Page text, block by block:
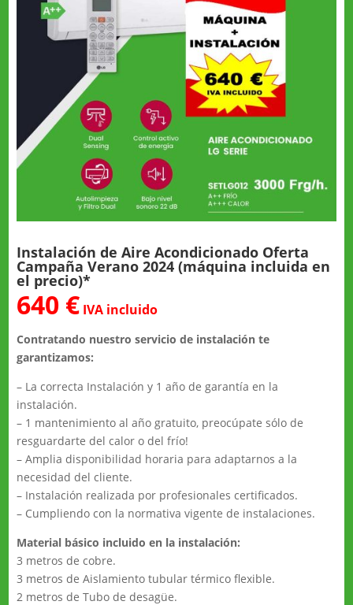
Instalación de Aire Acondicionado Oferta
Campaña Verano 2024 (máquina incluida en
el precio)*
640 € IVA incluido
Contratando nuestro servicio de instalación te
garantizamos:
– La correcta Instalación y 1 año de garantía en la
instalación.
– 1 mantenimiento al año gratuito, preocúpate sólo de
resguardarte del calor o del frío!
– Amplia disponibilidad horaria para adaptarnos a la
necesidad del cliente.
– Instalación realizada por profesionales certificados.
– Cumpliendo con la normativa vigente de instalaciones.
Material básico incluido en la instalación:
3 metros de cobre.
3 metros de Aislamiento tubular térmico flexible.
2 metros de Tubo de desagüe.